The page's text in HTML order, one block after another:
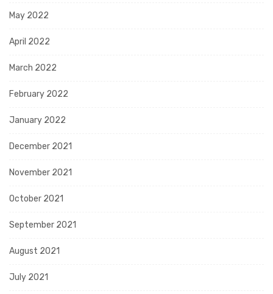
May 2022
April 2022
March 2022
February 2022
January 2022
December 2021
November 2021
October 2021
September 2021
August 2021
July 2021